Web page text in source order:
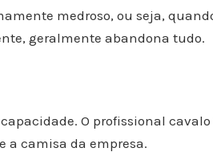
medroso, ou seja,
geralmente abandona tudo.
O profissional
a camisa da empresa.